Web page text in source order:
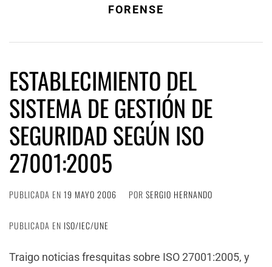
FORENSE
ESTABLECIMIENTO DEL
SISTEMA DE GESTIÓN DE
SEGURIDAD SEGÚN ISO
27001:2005
PUBLICADA EN 19 MAYO 2006 POR SERGIO HERNANDO
PUBLICADA EN ISO/IEC/UNE
Traigo noticias fresquitas sobre ISO 27001:2005, y